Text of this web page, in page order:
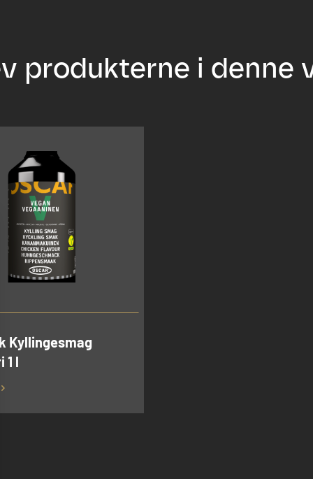
produkterne i denne
Kyllingesmag
1 l